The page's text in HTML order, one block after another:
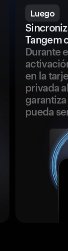
Luego
Tangem
Durante
en la
privada
pueda